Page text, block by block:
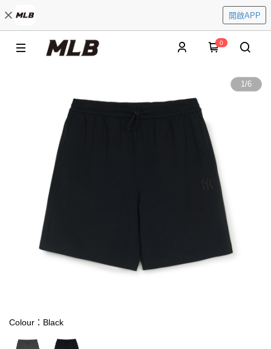
開啟APP
0
1/6
Colour：Black